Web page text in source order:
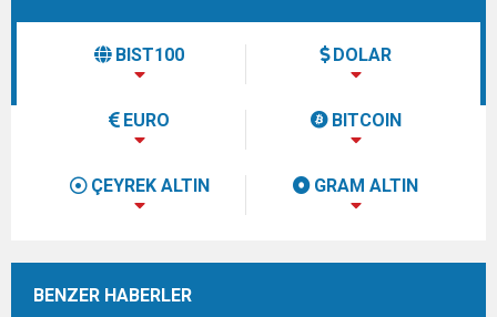
BIST100 DOLAR
EURO BITCOIN
ÇEYREK ALTIN GRAM ALTIN
BENZER HABERLER